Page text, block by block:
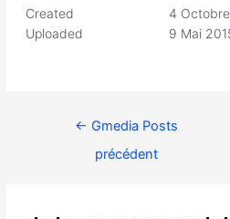
Created
4
Uploaded
9 Mai
← Gmedia Posts
précédent